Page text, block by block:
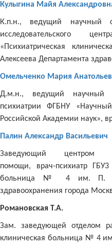
Кулыгина Майя
К.п.н., ведущий научный
исследовательского
«Психиатрическая
Алексеева Департамента
Омельченко Мария
Д.м.н., ведущий научный
психиатрии ФГБНУ
Российской Академии наук»,
Палин Александр Васильевич
Заведующий центром
помощи, врач-психиатр ГБУ3
больница № 4 им. П. Б.
здравоохранения города
Романовская Т.А.
Зам. заведующей отделом
клиническая больница № 4